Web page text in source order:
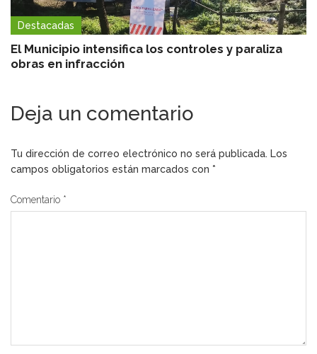
Destacadas
El Municipio intensifica los controles y paraliza
obras en infracción
Deja un comentario
Tu dirección de correo electrónico no será publicada. Los
campos obligatorios están marcados con *
Comentario *